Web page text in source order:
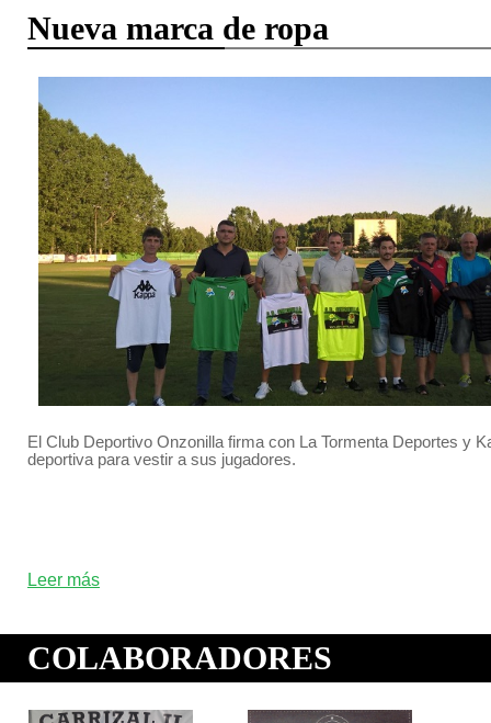
El Club Deportivo Onzonilla firma con La Tormenta Deportes y
deportiva para vestir a sus jugadores.
Leer más